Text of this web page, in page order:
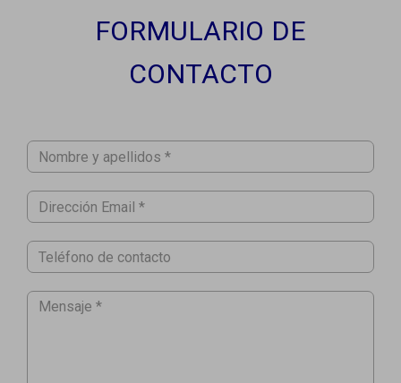
FORMULARIO DE
CONTACTO